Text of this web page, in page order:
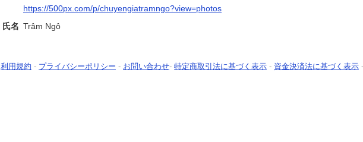
https://500px.com/p/chuyengiatramngo?view=photos
氏名 Trâm Ngô
利用規約 - プライバシーポリシー - お問い合わせ- 特定商取引法に基づく表示 - 資金決済法に基づく表示 -